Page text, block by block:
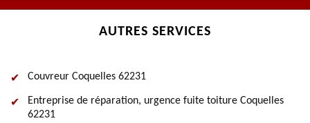
AUTRES SERVICES
Couvreur Coquelles 62231
Entreprise de réparation, urgence fuite toiture Coquelles
62231